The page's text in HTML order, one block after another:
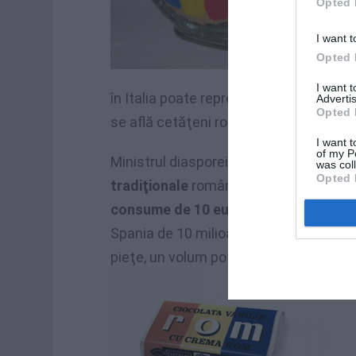
I want
Opted
I want
Opted
I want
of my
was
Opted
în Italia poate reprezenta un exemplu
se află cetăţeni români.”, a declarat
Ministrul diasporei a vorbit despre
tradiţionale româneşti: „În
consume de 10 euro produse
Spania de 10 milioane de euro lunar.
pieţe, un volum potenţial de export din